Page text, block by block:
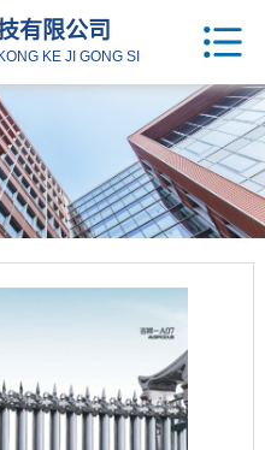
有限公司
KE JI GONG SI